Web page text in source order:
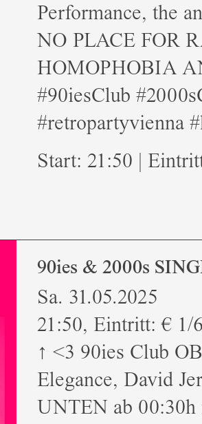
Performance, the
NO PLACE FOR
HOMOPHOBIA
#90iesClub
#retropartyvienna
Start: 21:50 |
90ies & 2000s
Sa. 31.05.2025
21:50, Eintritt: € 1/
↑ <3 90ies Club
Elegance, David
UNTEN ab 00:30h